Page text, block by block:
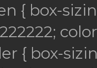
{ box-
{ box-